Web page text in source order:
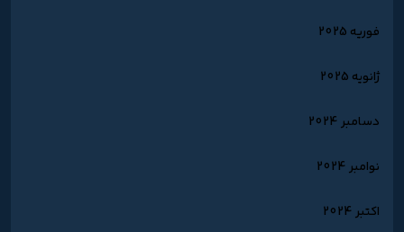
فوریه 2025
ژانویه 2025
دسامبر 2024
نوامبر 2024
اکتبر 2024